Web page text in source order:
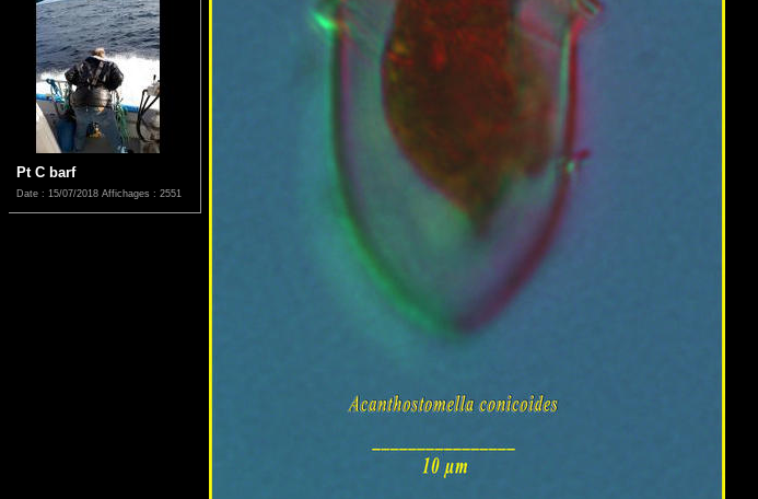
Pt C barf
Date : 15/07/2018 Affichages : 2551